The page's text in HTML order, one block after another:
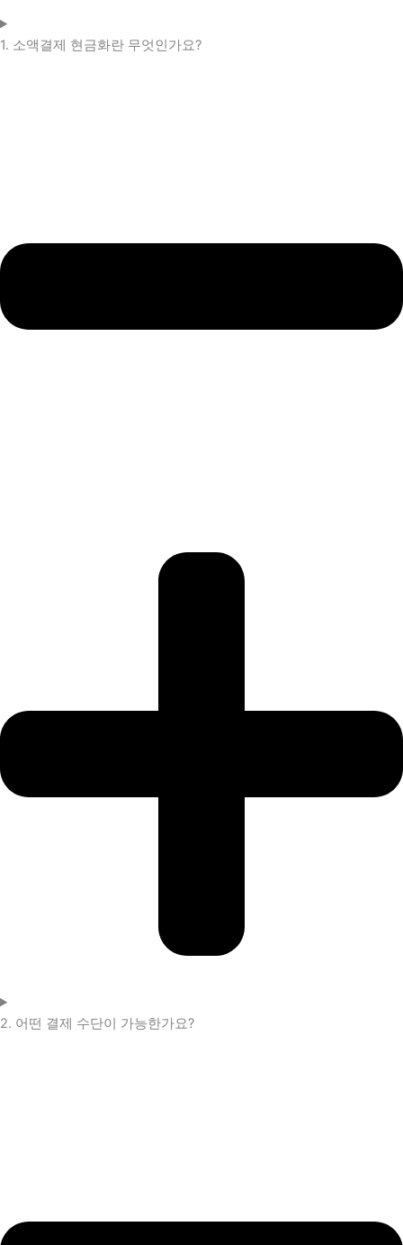
1. 소액결제 현금화란 무엇인가요?
2. 어떤 결제 수단이 가능한가요?